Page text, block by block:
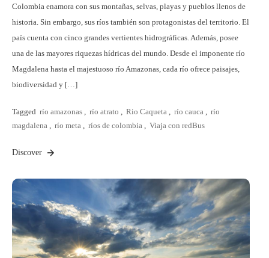
Colombia enamora con sus montañas, selvas, playas y pueblos llenos de
historia. Sin embargo, sus ríos también son protagonistas del territorio. El
país cuenta con cinco grandes vertientes hidrográficas. Además, posee
una de las mayores riquezas hídricas del mundo. Desde el imponente río
Magdalena hasta el majestuoso río Amazonas, cada río ofrece paisajes,
biodiversidad y […]
Tagged río amazonas , río atrato , Rio Caqueta , río cauca , río
magdalena , río meta , ríos de colombia , Viaja con redBus
Discover